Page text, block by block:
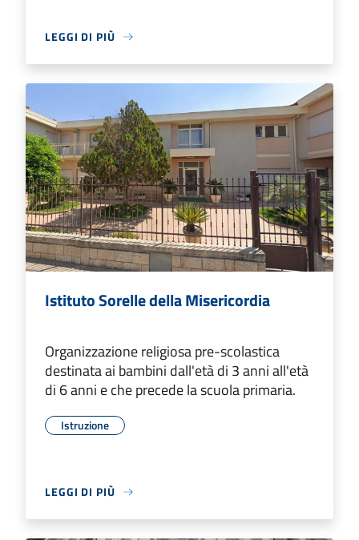
LEGGI DI PIÙ
Istituto Sorelle della Misericordia
Organizzazione religiosa pre-scolastica
destinata ai bambini dall'età di 3 anni all'età
di 6 anni e che precede la scuola primaria.
Istruzione
LEGGI DI PIÙ